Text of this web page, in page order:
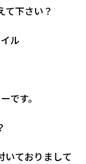
て下さい？
ル
です。
いておりまして